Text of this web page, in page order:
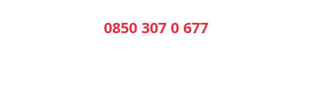
0850 307 0 677